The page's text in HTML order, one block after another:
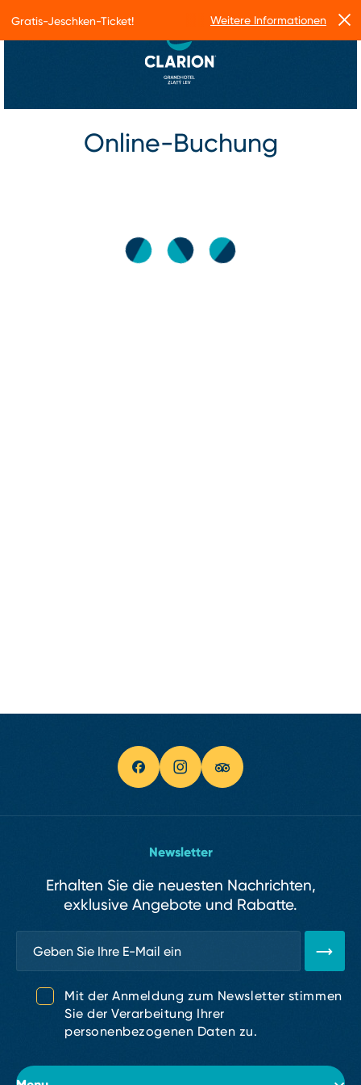
Online-Buchung
Newsletter
Erhalten Sie die neuesten Nachrichten,
exklusive Angebote und Rabatte.
Mit der Anmeldung zum Newsletter stimmen
Sie der Verarbeitung Ihrer
personenbezogenen Daten zu.
Gratis-Jeschken-Ticket! Weitere Informationen